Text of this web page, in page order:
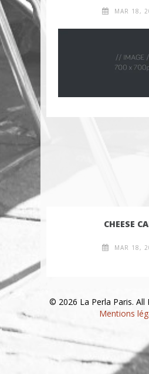
MAR 18,
CHEESE
MAR 18,
© 2026 La Perla Paris. All
Mentions